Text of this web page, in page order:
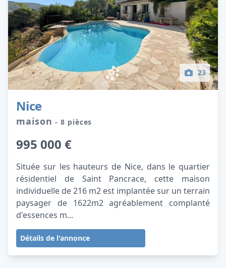
23
Nice
maison- 8 pièces
995 000 €
Située sur les hauteurs de Nice, dans le quartier
résidentiel de Saint Pancrace, cette maison
individuelle de 216 m2 est implantée sur un terrain
paysager de 1622m2 agréablement complanté
d'essences m...
Détails de l'annonce